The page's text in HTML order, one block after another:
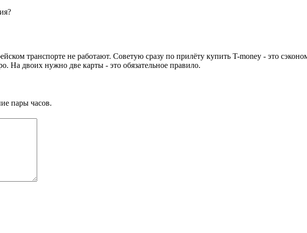
транспорте не работают. Советую сразу по прилёту купить T-money - это
На двоих нужно две карты - это обязательное правило.
пары часов.